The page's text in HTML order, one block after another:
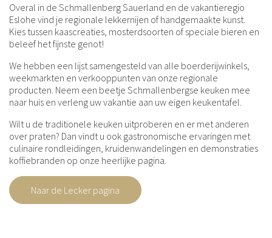
Overal in de Schmallenberg Sauerland en de vakantieregio
Eslohe vind je regionale lekkernijen of handgemaakte kunst.
Kies tussen kaascreaties, mosterdsoorten of speciale bieren en
beleef het fijnste genot!
We hebben een lijst samengesteld van alle boerderijwinkels,
weekmarkten en verkooppunten van onze regionale
producten. Neem een beetje Schmallenbergse keuken mee
naar huis en verleng uw vakantie aan uw eigen keukentafel.
Wilt u de traditionele keuken uitproberen en er met anderen
over praten? Dan vindt u ook gastronomische ervaringen met
culinaire rondleidingen, kruidenwandelingen en demonstraties
koffiebranden op onze heerlijke pagina.
Naar de Lecker pagina